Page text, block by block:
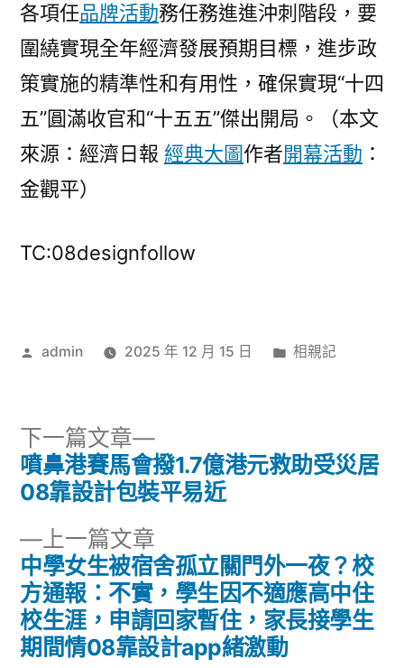
各項任品牌活動務任務進進沖刺階段，要
圍繞實現全年經濟發展預期目標，進步政
策實施的精準性和有用性，確保實現“十四
五”圓滿收官和“十五五”傑出開局。（本文
來源：經濟日報 經典大圖作者開幕活動 ：
金觀平）
TC:08designfollow
作
admin 2025 年 12 月 15 日
分
相親記
文
導
覽
上一篇文章
一
篇
文
章:
中學女生被宿舍孤立關門外一夜？校
方通報：不實，學生因不適應高中住
校生涯，申請回家暫住，家長接學生
期間情08靠設計app緒激動
下一篇文章
下
一
篇
噴鼻港賽馬會撥1.7億港元救助受災居
08靠設計包裝平易近